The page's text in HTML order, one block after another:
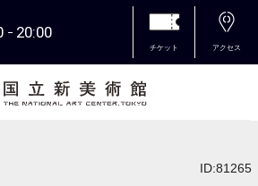
20:00
チケット アクセス
ID:81265